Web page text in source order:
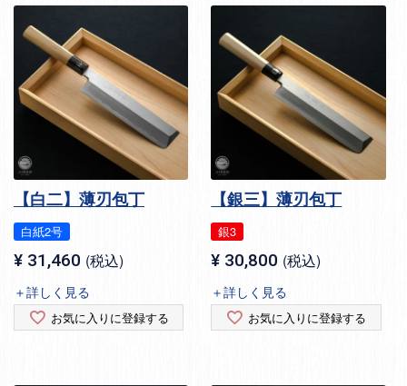
【白二】薄刃包丁
白紙2号
¥ 31,460 税込
＋詳しく見る
お気に入りに登録する
【銀三】薄刃包丁
銀3
¥ 30,800 税込
＋詳しく見る
お気に入りに登録する